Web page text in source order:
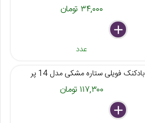
۳۴,۰۰۰ تومان
delete
remove
add
عدد
بادکنک فویلی ستاره مشکی مدل 14 پر
۱۱۷,۳۰۰ تومان
delete
remove
add